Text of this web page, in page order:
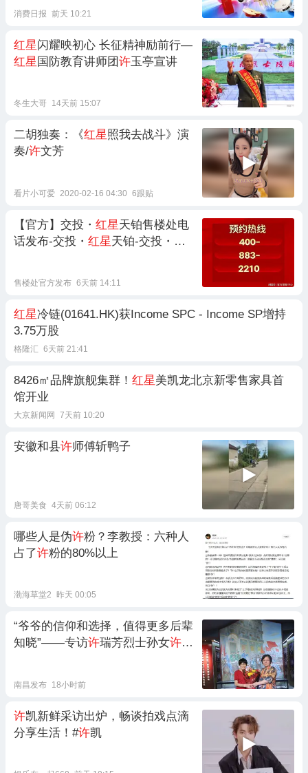
消费日报 前天 10:21
红星闪耀映初心 长征精神励前行—
红星 国防教育讲师团许玉亭宣讲
冬生大哥 14天前 15:07
二胡独奏：《红星照我去战斗》演
奏/许文芳
看片小可爱 2020-02-16 04:30 6跟贴
【官方】交投・ 红星天铂售楼处电
话发布-交投・ 红星天铂-交投・ 红
售楼处官方发布 6天前 14:11
红星冷链(01641.HK)获Income SPC - Income SP增持
3.75万股
格隆汇 6天前 21:41
8426㎡品牌旗舰集群！ 红星美凯龙北京新零售家具首
馆开业
大京新闻网 7天前 10:20
安徽和县许师傅斩鸭子
唐哥美食 4天前 06:12
哪些人是伪许粉？李教授：六种人
占了许粉的80%以上
渤海草堂2 昨天 00:05
“爷爷的信仰和选择，值得更多后辈
知晓”——专访许瑞芳烈士孙女许广
南昌发布 18小时前
许凯新鲜采访出炉，畅谈拍戏点滴
分享生活！#许凯